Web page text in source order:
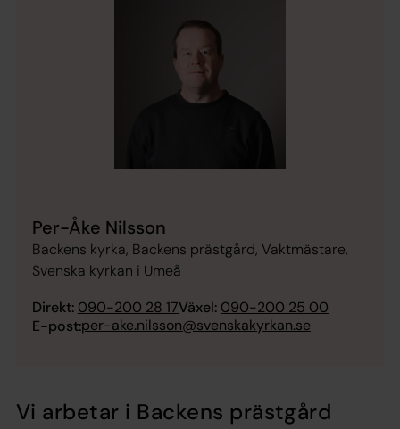
Per-Åke Nilsson
Backens kyrka, Backens prästgård, Vaktmästare,
Svenska kyrkan i Umeå
Direkt: 090-200 28 17Växel: 090-200 25 00
E-post:per-ake.nilsson@svenskakyrkan.se
Vi arbetar i Backens prästgård